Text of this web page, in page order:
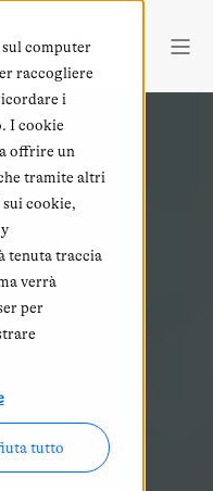
computer
raccogliere
i
I cookie
offrire un
tramite altri
cookie,
tenuta traccia
verrà
per
tutto